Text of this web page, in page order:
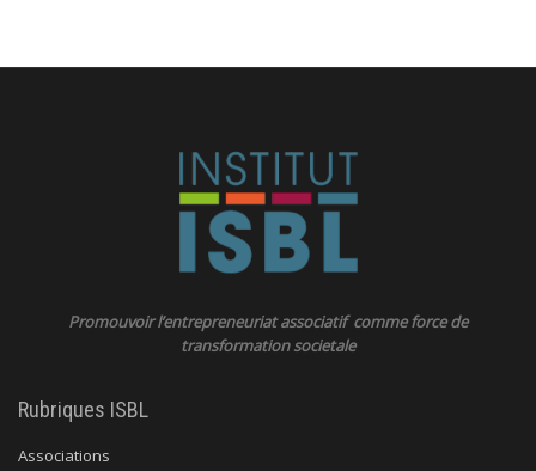
Promouvoir l’entrepreneuriat associatif comme force de
transformation societale
Rubriques ISBL
Associations